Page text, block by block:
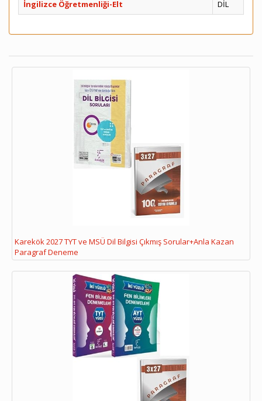
İngilizce Öğretmenliği-Elt DİL
Karekök 2027 TYT ve MSÜ Dil Bilgisi Çıkmış Sorular+Anla Kazan
Paragraf Deneme